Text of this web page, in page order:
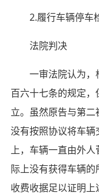
2.履行车辆停车检
法院判决
一审法院认为，
百六十七条的规定
立。虽然原告与第
没有按照协议将车
上，车辆一直由外
际上没有获得车辆
收费收据足以证明